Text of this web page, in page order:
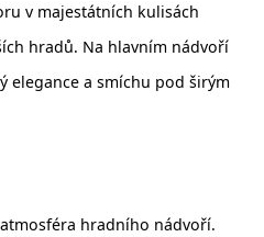
v majestátních kulisách
hradů. Na hlavním nádvoří
elegance a smíchu pod širým
atmosféra hradního nádvoří.